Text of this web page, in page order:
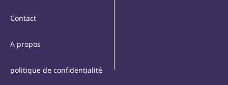
Contact
A propos
politique de confidentialité